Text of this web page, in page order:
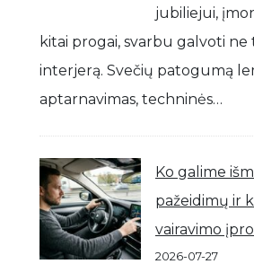
jubiliejui,
kitai progai, svarbu galvoti ne
interjerą. Svečių patogumą
aptarnavimas, techninės…
Ko galime
pažeidimų ir
vairavimo
2026-07-27